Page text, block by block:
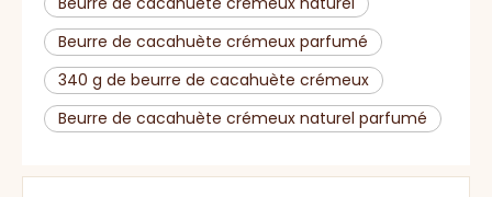
Beurre de cacahuète crémeux parfumé
340 g de beurre de cacahuète crémeux
Beurre de cacahuète crémeux naturel parfumé